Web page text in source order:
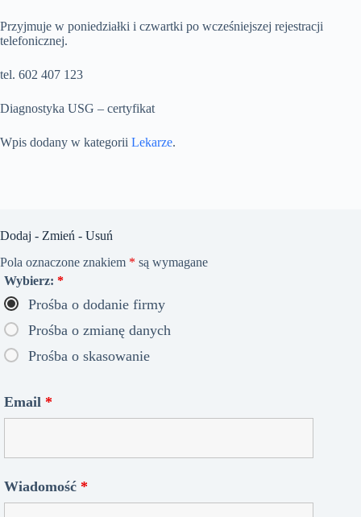
Przyjmuje w poniedziałki i czwartki po wcześniejszej rejestracji
telefonicznej.
tel. 602 407 123
Diagnostyka USG – certyfikat
Wpis dodany w kategorii Lekarze.
Dodaj - Zmień - Usuń
Pola oznaczone znakiem * są wymagane
Wybierz: *
Prośba o dodanie firmy
Prośba o zmianę danych
Prośba o skasowanie
Email *
Wiadomość *